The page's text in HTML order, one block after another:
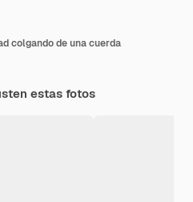
colgando de una cuerda
estas fotos